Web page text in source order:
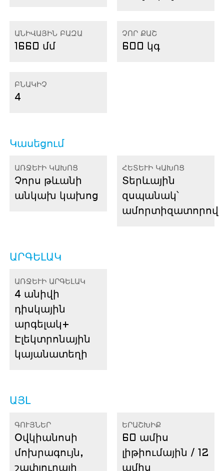
ԱՆԻՎԱՅԻՆ ԲԱԶԱ
1660 մմ
ՉՈՐ ՔԱՇ
600 կգ
ԲՆԱԿԻՉ
4
Կասեցում
ԱՌՋԵՒԻ ԿԱԽՈՑ
Չորս թևանի
անկախ կախոց
ՀԵՏԵՒԻ ԿԱԽՈՑ
Տերևային
զսպանակ՝
ամորտիզատորով
ԱՐԳԵԼԱԿ
ԱՌՋԵՒԻ ԱՐԳԵԼԱԿ
4 անիվի
դիսկային
արգելակ +
Էլեկտրոնային
կայանատեղի
ԱՅԼ
ԳՈՒՅՆԵՐ
Օվկիանոսի
մոխրագույն,
շափյուղայի
ԵՐԱՇԽԻՔ
60 ամիս
լիթիումային / 12
ամիս